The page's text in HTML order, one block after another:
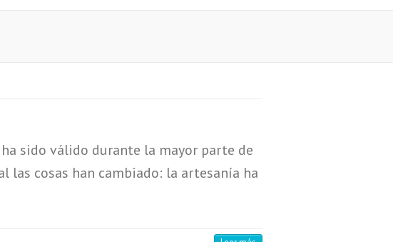
sido válido durante la mayor parte de
las cosas han cambiado: la artesanía ha